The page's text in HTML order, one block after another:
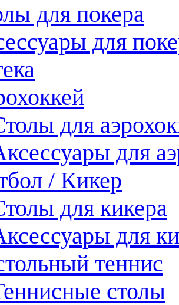
для покера
для
для
для
/ Кикер
для кикера
для
теннис
столы